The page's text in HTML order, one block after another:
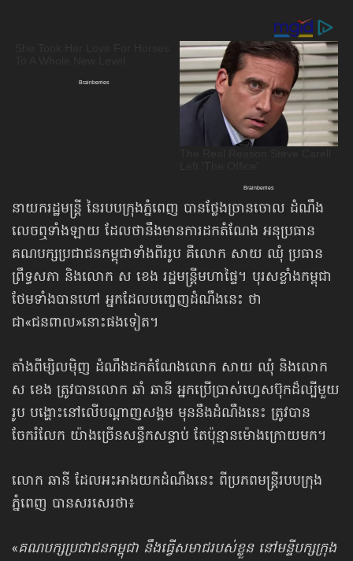
នាយករដ្ឋមន្រ្តី នៃរបបក្រុងភ្នំពេញ បានថ្លែងច្រានចោល ដំណឹង
លេចឮទាំងឡាយ ដែលថានឹងមានការដកតំណែង អនុប្រធាន
គណបក្សប្រជាជនកម្ពុជាទាំងពីររូប គឺលោក សាយ ឈុំ ប្រធាន
ព្រឹទ្ធសភា និងលោក ស ខេង រដ្ឋមន្ត្រីមហាផ្ទៃ។ បុរសខ្លាំងកម្ពុជា
ថែមទាំងបានហៅ អ្នកដែលបញ្ចេញដំណឹងនេះ ថា
ជា«ជនពាល»នោះផងទៀត។
តាំងពីម្សិលម៉ិញ ដំណឹងដកតំណែងលោក សាយ ឈុំ និងលោក
ស ខេង ត្រូវបានលោក ឆាំ ឆានី អ្នកប្រើប្រាស់ហ្វេសប៊ុកដ៏ល្បីមួយ
រូប បង្ហោះនៅលើបណ្ដាញសង្គម មុននឹងដំណឹងនេះ ត្រូវបាន
ចែករំលែក យ៉ាងច្រើនសន្ធឹកសន្ធាប់ តែប៉ុន្មានម៉ោងក្រោយមក។
លោក ឆានី ដែលអះអាងយកដំណឹងនេះ ពីប្រភពមន្ត្រីរបបក្រុង
ភ្នំពេញ បានសរសេរថា៖
«គណបក្សប្រជាជនកម្ពុជា នឹងធ្វើសមាជរបស់ខ្លួន នៅមន្ទីបក្សក្រុង